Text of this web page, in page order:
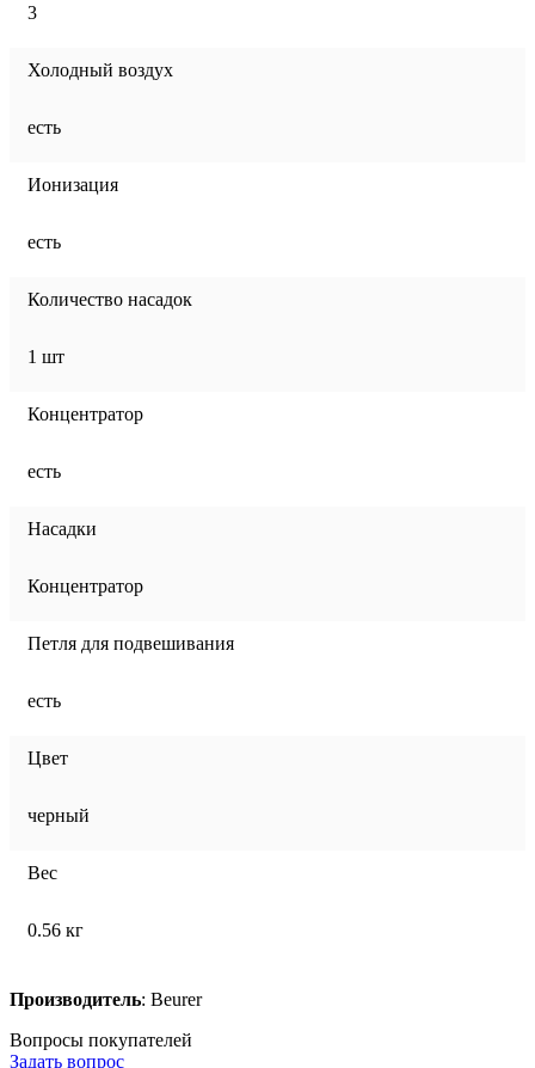
3
Холодный воздух
есть
Ионизация
есть
Количество насадок
1 шт
Концентратор
есть
Насадки
Концентратор
Петля для подвешивания
есть
Цвет
черный
Вес
0.56 кг
Производитель: Beurer
Вопросы покупателей
Задать вопрос